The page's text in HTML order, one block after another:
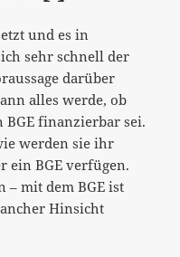
und es in
sehr schnell der
darüber
alles werde, ob
finanzierbar sei.
werden sie ihr
ein BGE verfügen.
– mit dem BGE ist
Hinsicht